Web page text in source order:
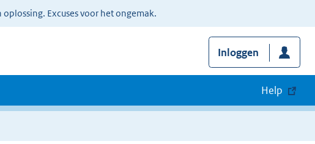
Excuses voor het ongemak.
Inloggen
Help